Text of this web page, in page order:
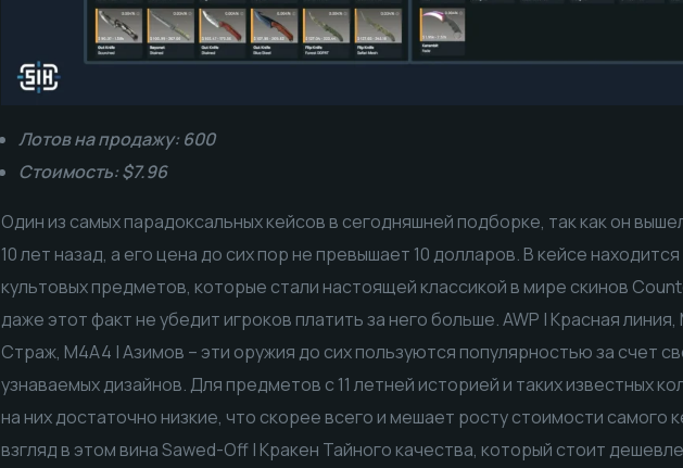
Лотов на продажу: 600
Стоимость: $7.96
Один из самых парадоксальных кейсов в сегодняшней подборке, так как он
10 лет назад, а его цена до сих пор не превышает 10 долларов. В кейсе
культовых предметов, которые стали настоящей классикой в мире скинов
даже этот факт не убедит игроков платить за него больше. AWP | Красная линия,
Страж, M4A4 | Азимов – эти оружия до сих пользуются популярностью за счет
узнаваемых дизайнов. Для предметов с 11 летней историей и таких известных
на них достаточно низкие, что скорее всего и мешает росту стоимости самого
взгляд в этом вина Sawed-Off | Кракен Тайного качества, который стоит